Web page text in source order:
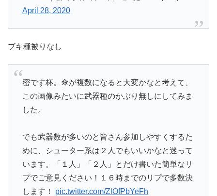
April 28, 2020
ブキ種被りなし
密です杯。傘が複数になると大変かなと考えて、
この画像みたいに武器種のかぶり無しにしてみま
した。
でも武器数が多いのと皆さん参加しやすくするた
めに、シューター系は２人でもいいかなと迷って
います。「１人」「２人」とだけ書いた簡単なリ
プでご意見ください！１６時までのリプで多数決
します！ pic.twitter.com/ZlOfPbYeFh